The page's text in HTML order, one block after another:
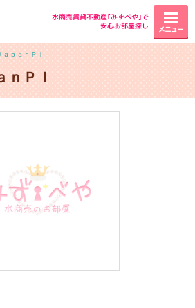
水商売賃貸不動産｢みずべや｣で
安心お部屋探し
メニュー
ｐａｎＰＩ
ｎＰＩ